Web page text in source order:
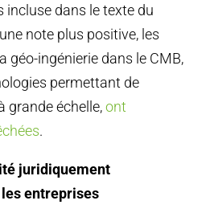
incluse dans le texte du
note plus positive, les
géo-ingénierie dans le CMB,
permettant de
grande échelle,ont
.
juridiquement
entreprises